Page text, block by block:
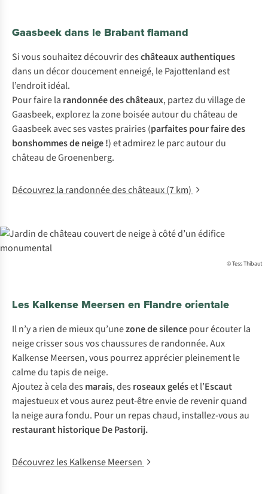
Gaasbeek dans le Brabant flamand
Si vous souhaitez découvrir deschâteaux authentiques
dans un décor doucement enneigé, le Pajottenland est
l’endroit idéal.
Pour faire la randonnée des châteaux, partez du village de
Gaasbeek, explorez la zone boisée autour du château de
Gaasbeek avec ses vastes prairies (parfaites pour faire des
bonshommes de neige !) et admirez le parc autour du
château de Groenenberg.
Découvrez la randonnée des châteaux (7 km)
© Tess Thibaut
Les Kalkense Meersen en Flandre orientale
Il n’y a rien de mieux qu’unezone de silencepour écouter la
neige crisser sous vos chaussures de randonnée. Aux
Kalkense Meersen, vous pourrez apprécier pleinement le
calme du tapis de neige.
Ajoutez à cela des marais, des roseaux geléset l’Escaut
majestueux et vous aurez peut-être envie de revenir quand
la neige aura fondu. Pour un repas chaud, installez-vous au
restaurant historique De Pastorij.
Découvrez les Kalkense Meersen